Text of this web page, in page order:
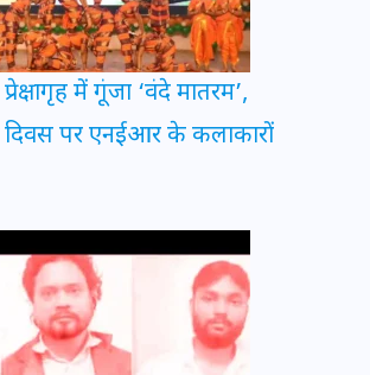
में गूंजा ‘वंदे मातरम’,
दिवस पर एनईआर के कलाकारों